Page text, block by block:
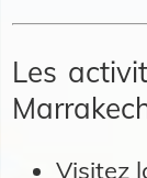
Les
Visitez